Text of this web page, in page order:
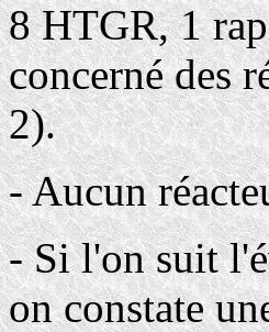
8 HTGR, 1
concerné des
2).
- Aucun
- Si l'on suit
on constate